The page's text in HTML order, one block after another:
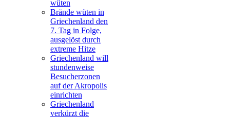
wüten
Brände wüten in
Griechenland den
7. Tag in Folge,
ausgelöst durch
extreme Hitze
Griechenland will
stundenweise
Besucherzonen
auf der Akropolis
einrichten
Griechenland
verkürzt die